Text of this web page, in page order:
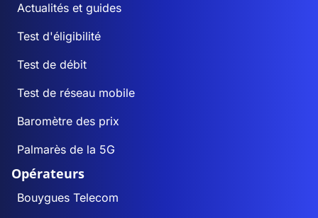
Actualités et guides
Test d'éligibilité
Test de débit
Test de réseau mobile
Baromètre des prix
Palmarès de la 5G
Opérateurs
Bouygues Telecom